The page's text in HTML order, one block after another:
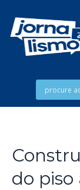
do piso